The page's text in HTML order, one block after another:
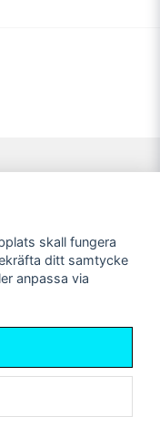
digskall fungera
ditt samtycke
anpassa via